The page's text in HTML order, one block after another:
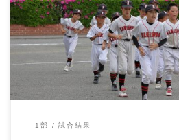
2024/04/27 1部三多摩大会vs町田ヴィ
ーグ、 […]
1部 試合結果